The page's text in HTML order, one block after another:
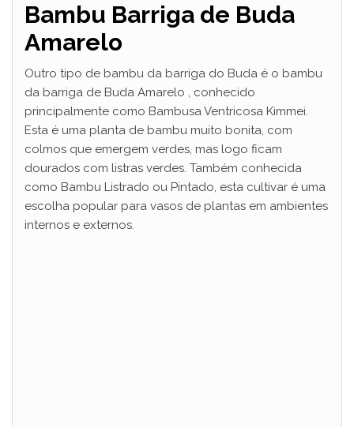
Bambu Barriga de Buda
Amarelo
Outro tipo de bambu da barriga do Buda é o bambu
da barriga de Buda Amarelo , conhecido
principalmente como Bambusa Ventricosa Kimmei.
Esta é uma planta de bambu muito bonita, com
colmos que emergem verdes, mas logo ficam
dourados com listras verdes. Também conhecida
como Bambu Listrado ou Pintado, esta cultivar é uma
escolha popular para vasos de plantas em ambientes
internos e externos.